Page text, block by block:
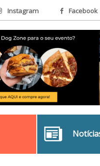
Instagram Facebook